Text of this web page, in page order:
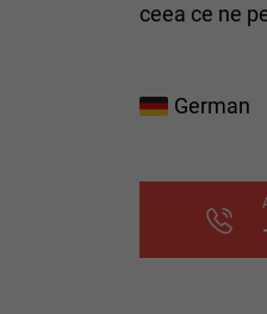
ceea ce ne
German